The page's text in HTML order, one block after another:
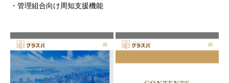
・管理組合向け周知支援機能